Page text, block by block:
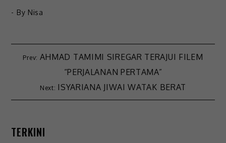
- By Nisa
AHMAD TAMIMI SIREGAR TERAJUI FILEM
“PERJALANAN PERTAMA”
ISYARIANA JIWAI WATAK BERAT
TERKINI